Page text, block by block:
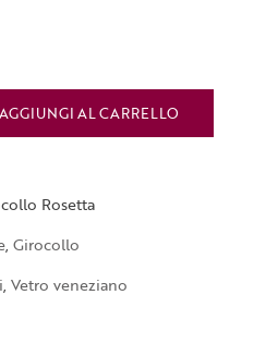
AGGIUNGI AL CARRELLO
Rosetta
, Girocollo
, Vetro veneziano